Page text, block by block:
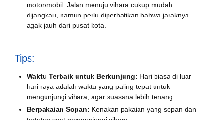
motor/mobil. Jalan menuju vihara cukup mudah
dijangkau, namun perlu diperhatikan bahwa jaraknya
agak jauh dari pusat kota.
Tips:
Waktu Terbaik untuk Berkunjung: Hari biasa di luar
hari raya adalah waktu yang paling tepat untuk
mengunjungi vihara, agar suasana lebih tenang.
Berpakaian Sopan: Kenakan pakaian yang sopan dan